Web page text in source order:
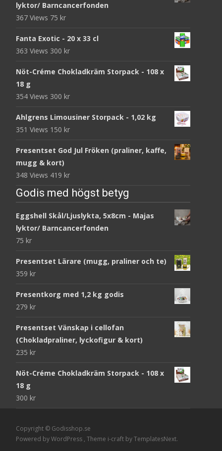
lyktor/ Barncancerfonden
367 Views 75 kr
Fanta Exotic - 20 x 33 cl
363 Views 300 kr
Nöt-Créme Chokladkräm Storpack - 108 x
18 g
354 Views 300 kr
Ahlgrens Limousiner Storpack - 1,02 kg
351 Views 150 kr
Presentset God Jul Fröken (praliner, kaffe,
mugg & kort)
348 Views 419 kr
Godis med högst betyg
Eggshell Skål/Ljuslykta, 5x8cm - Majas
lyktor/ Barncancerfonden
75 kr
Presentset Lärare (mugg, praliner och te)
359 kr
Presentkorg med 1,2 kg godis
279 kr
Presentset Vänskap i cellofan
(Chokladpraliner, lyckofigur & kort)
235 kr
Nöt-Créme Chokladkräm Storpack - 108 x
18 g
300 kr
Copyright © Godisshop.se
Powered by WordPress , Theme i-craft by TemplatesNext.